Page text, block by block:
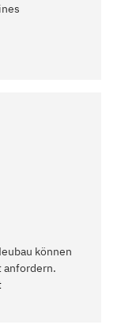
können
anfordern.